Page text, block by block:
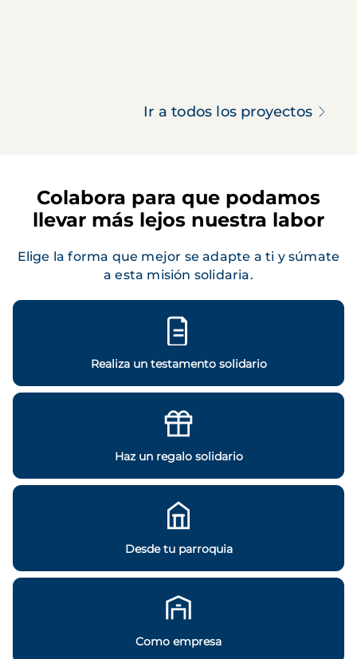
Ir a todos los proyectos
Colabora para que podamos
llevar más lejos nuestra labor
Elige la forma que mejor se adapte a ti y súmate
a esta misión solidaria.
Realiza un testamento solidario
Haz un regalo solidario
Desde tu parroquia
Como empresa